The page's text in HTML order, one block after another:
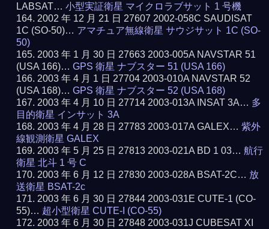
LABSAT…小型実証衛星 マイクロラブサット 1 号機
2002 年 12 月 21 日 27607 2002-058C SAUDISAT
1C (SO-50)… アマチュア無線衛星 サウジサット 1C (SO-
50)
2003 年 1 月 30 日 27663 2003-005A NAVSTAR 51
(USA 166)…GPS 衛星 ナブスター 51 (USA 166)
2003 年 4 月 1 日 27704 2003-010A NAVSTAR 52
(USA 168)…GPS 衛星 ナブスター 52 (USA 168)
2003 年 4 月 10 日 27714 2003-013A INSAT 3A… 多
目的衛星 インサット 3A
2003 年 4 月 28 日 27783 2003-017A GALEX…紫外
線観測衛星 GALEX
2003 年 5 月 25 日 27813 2003-021A BD 1 03…航行
衛星 北斗 1 号 C
2003 年 6 月 12 日 27830 2003-028A BSAT-2C… 放
送衛星 BSAT-2c
2003 年 6 月 30 日 27844 2003-031E CUTE-1 (CO-
55)… 超小型衛星 CUTE-I (CO-55)
2003 年 6 月 30 日 27848 2003-031J CUBESAT XI